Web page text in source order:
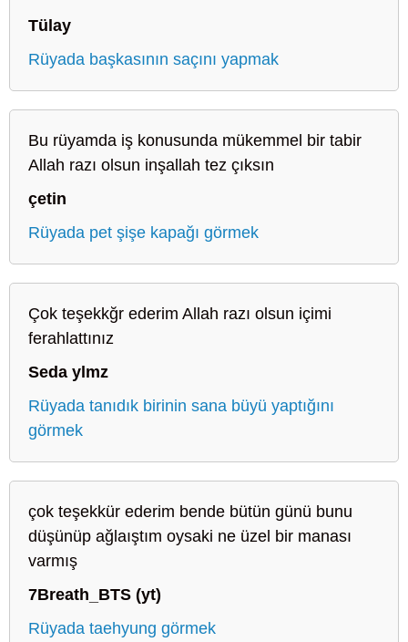
Tülay
Rüyada başkasının saçını yapmak
Bu rüyamda iş konusunda mükemmel bir tabir
Allah razı olsun inşallah tez çıksın
çetin
Rüyada pet şişe kapağı görmek
Çok teşekkğr ederim Allah razı olsun içimi
ferahlattınız
Seda ylmz
Rüyada tanıdık birinin sana büyü yaptığını
görmek
çok teşekkür ederim bende bütün günü bunu
düşünüp ağlaıştım oysaki ne üzel bir manası
varmış
7Breath_BTS (yt)
Rüyada taehyung görmek